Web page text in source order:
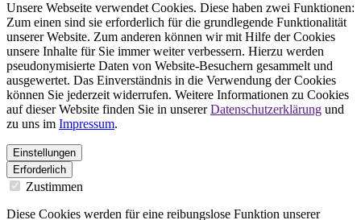
Unsere Webseite verwendet Cookies. Diese haben zwei Funktionen:
Zum einen sind sie erforderlich für die grundlegende Funktionalität
unserer Website. Zum anderen können wir mit Hilfe der Cookies
unsere Inhalte für Sie immer weiter verbessern. Hierzu werden
pseudonymisierte Daten von Website-Besuchern gesammelt und
ausgewertet. Das Einverständnis in die Verwendung der Cookies
können Sie jederzeit widerrufen. Weitere Informationen zu Cookies
auf dieser Website finden Sie in unsererDatenschutzerklärung und
zu uns im Impressum.
Einstellungen
Erforderlich
Zustimmen
Diese Cookies werden für eine reibungslose Funktion unserer